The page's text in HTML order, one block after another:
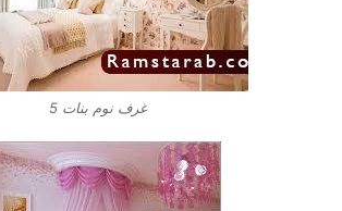
غرف نوم بنات 5